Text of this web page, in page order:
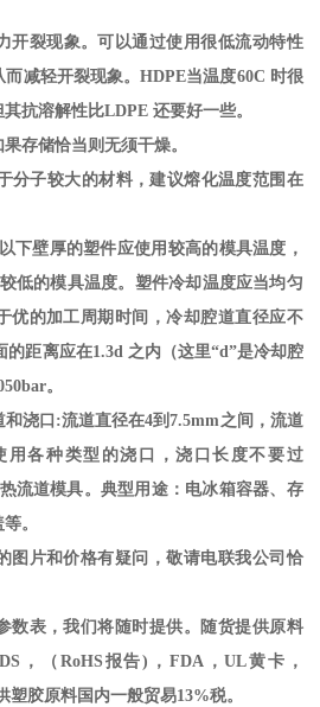
开裂现象。可以通过使用很低流动特性
而减轻开裂现象。HDPE当温度60C 时很
其抗溶解性比LDPE还要好一些。
存储恰当则无须干燥。
分子较大的材料，建议熔化温度范围在
以下壁厚的塑件应使用较高的模具温度，
低的模具温度。塑件冷却温度应当均匀
优的加工周期时间，冷却腔道直径应不
的距离应在1.3d 之内（这里“d”是冷却腔
。
浇口 :流道直径在4到7.5mm之间，流道
用各种类型的浇口，浇口长度不要过
流道模具。典型用途：电冰箱容器、存
。
图片和价格有疑问，敬请电联我公司恰
数表，我们将随时提供。随货提供原料
， （ RoHS 报告) ， FDA，UL黄卡，
塑胶原料国内一般贸易13%税。